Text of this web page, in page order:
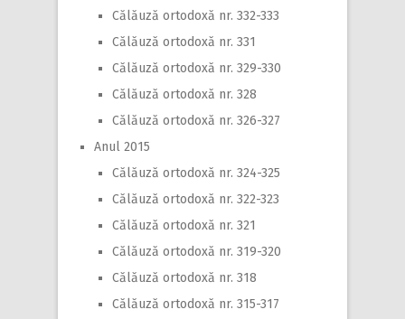
Călăuză ortodoxă nr. 332-333
Călăuză ortodoxă nr. 331
Călăuză ortodoxă nr. 329-330
Călăuză ortodoxă nr. 328
Călăuză ortodoxă nr. 326-327
Anul 2015
Călăuză ortodoxă nr. 324-325
Călăuză ortodoxă nr. 322-323
Călăuză ortodoxă nr. 321
Călăuză ortodoxă nr. 319-320
Călăuză ortodoxă nr. 318
Călăuză ortodoxă nr. 315-317